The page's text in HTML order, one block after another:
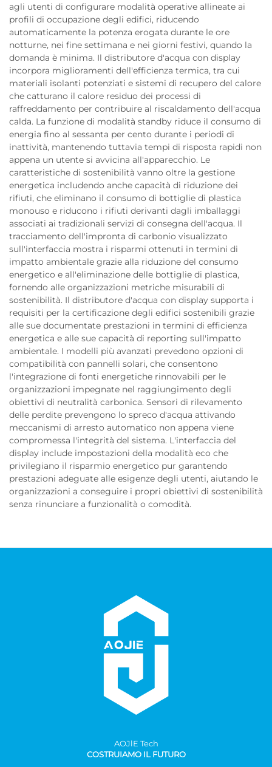
agli utenti di configurare modalità operative allineate ai
profili di occupazione degli edifici, riducendo
automaticamente la potenza erogata durante le ore
notturne, nei fine settimana e nei giorni festivi, quando la
domanda è minima. Il distributore d'acqua con display
incorpora miglioramenti dell'efficienza termica, tra cui
materiali isolanti potenziati e sistemi di recupero del calore
che catturano il calore residuo dei processi di
raffreddamento per contribuire al riscaldamento dell'acqua
calda. La funzione di modalità standby riduce il consumo di
energia fino al sessanta per cento durante i periodi di
inattività, mantenendo tuttavia tempi di risposta rapidi non
appena un utente si avvicina all'apparecchio. Le
caratteristiche di sostenibilità vanno oltre la gestione
energetica includendo anche capacità di riduzione dei
rifiuti, che eliminano il consumo di bottiglie di plastica
monouso e riducono i rifiuti derivanti dagli imballaggi
associati ai tradizionali servizi di consegna dell'acqua. Il
tracciamento dell'impronta di carbonio visualizzato
sull'interfaccia mostra i risparmi ottenuti in termini di
impatto ambientale grazie alla riduzione del consumo
energetico e all'eliminazione delle bottiglie di plastica,
fornendo alle organizzazioni metriche misurabili di
sostenibilità. Il distributore d'acqua con display supporta i
requisiti per la certificazione degli edifici sostenibili grazie
alle sue documentate prestazioni in termini di efficienza
energetica e alle sue capacità di reporting sull'impatto
ambientale. I modelli più avanzati prevedono opzioni di
compatibilità con pannelli solari, che consentono
l'integrazione di fonti energetiche rinnovabili per le
organizzazioni impegnate nel raggiungimento degli
obiettivi di neutralità carbonica. Sensori di rilevamento
delle perdite prevengono lo spreco d'acqua attivando
meccanismi di arresto automatico non appena viene
compromessa l'integrità del sistema. L'interfaccia del
display include impostazioni della modalità eco che
privilegiano il risparmio energetico pur garantendo
prestazioni adeguate alle esigenze degli utenti, aiutando le
organizzazioni a conseguire i propri obiettivi di sostenibilità
senza rinunciare a funzionalità o comodità.
AOJlE Tech
COSTRUIAMO IL FUTURO